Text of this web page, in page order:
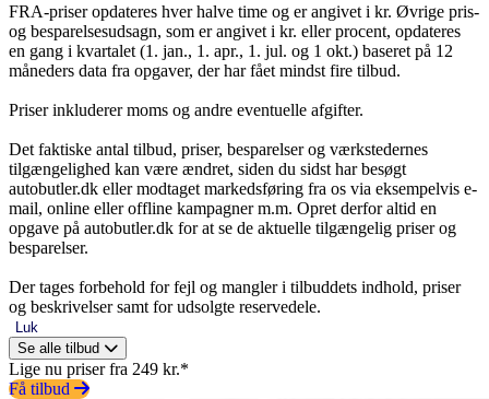
FRA-priser opdateres hver halve time og er angivet i kr. Øvrige pris-
og besparelsesudsagn, som er angivet i kr. eller procent, opdateres
en gang i kvartalet (1. jan., 1. apr., 1. jul. og 1 okt.) baseret på 12
måneders data fra opgaver, der har fået mindst fire tilbud.
Priser inkluderer moms og andre eventuelle afgifter.
Det faktiske antal tilbud, priser, besparelser og værkstedernes
tilgængelighed kan være ændret, siden du sidst har besøgt
autobutler.dk eller modtaget markedsføring fra os via eksempelvis e-
mail, online eller offline kampagner m.m. Opret derfor altid en
opgave på autobutler.dk for at se de aktuelle tilgængelig priser og
besparelser.
Der tages forbehold for fejl og mangler i tilbuddets indhold, priser
og beskrivelser samt for udsolgte reservedele.
Luk
Se alle tilbud
Lige nu priser fra 249 kr.*
Få tilbud